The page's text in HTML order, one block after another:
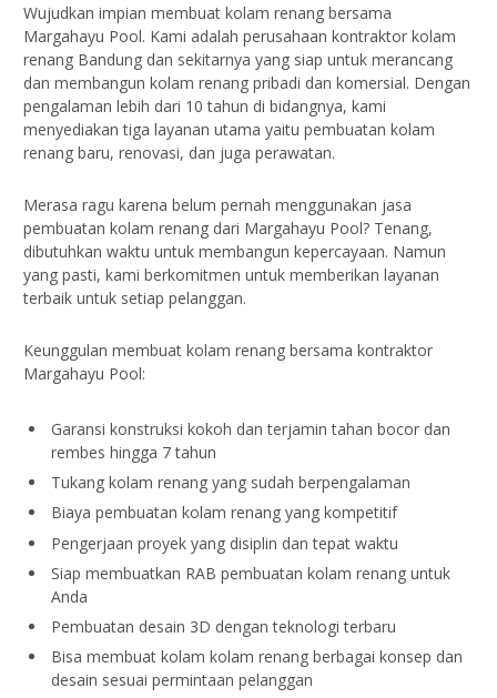
Wujudkan impian membuat kolam renang bersama
Margahayu Pool. Kami adalah perusahaan kontraktor kolam
renang Bandung dan sekitarnya yang siap untuk merancang
dan membangun kolam renang pribadi dan komersial. Dengan
pengalaman lebih dari 10 tahun di bidangnya, kami
menyediakan tiga layanan utama yaitu pembuatan kolam
renang baru, renovasi, dan juga perawatan.
Merasa ragu karena belum pernah menggunakan jasa
pembuatan kolam renang dari Margahayu Pool? Tenang,
dibutuhkan waktu untuk membangun kepercayaan. Namun
yang pasti, kami berkomitmen untuk memberikan layanan
terbaik untuk setiap pelanggan.
Keunggulan membuat kolam renang bersama kontraktor
Margahayu Pool:
Garansi konstruksi kokoh dan terjamin tahan bocor dan
rembes hingga 7 tahun
Tukang kolam renang yang sudah berpengalaman
Biaya pembuatan kolam renang yang kompetitif
Pengerjaan proyek yang disiplin dan tepat waktu
Siap membuatkan RAB pembuatan kolam renang untuk
Anda
Pembuatan desain 3D dengan teknologi terbaru
Bisa membuat kolam kolam renang berbagai konsep dan
desain sesuai permintaan pelanggan